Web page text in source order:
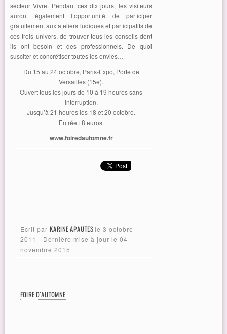
secteur Vivre. Pendant ces dix jours, les visiteurs
auront également l’opportunité de participer
gratuitement aux ateliers ludiques et participatifs de
ces trois univers, de trouver tous les conseils dont
ils ont besoin et des professionnels. De quoi
susciter et concrétiser toutes les envies…
Du 15 au 24 octobre, Paris-Expo, Porte de
Versailles (15e).
Ouvert tous les jours de 10 à 19 heures sans
interruption.
Jusqu’à 21 heures les 18 et 20 octobre.
Entrée : 8 euros.
www.foiredautomne.fr
Ecrit par KARINE APAUTES le 3 octobre
2011 - Dernière mise à jour le 04
novembre 2015
FOIRE D'AUTOMNE